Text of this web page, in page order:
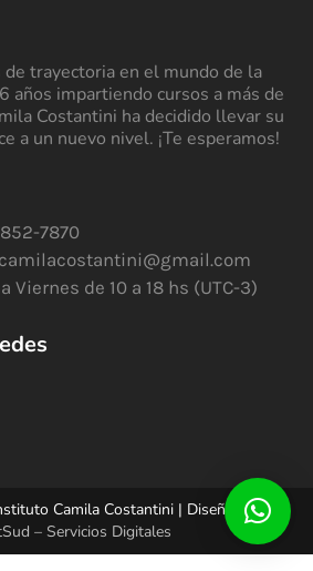
de trayectoria en el mundo de la
años impartiendo cursos a más de
Costantini ha decidido llevar su
a un nuevo nivel. ¡Te esperamos!
7870
Viernes de 10 a 18 hs (UTC-3)
Camila Costantini | Diseñado por
– Servicios Digitales